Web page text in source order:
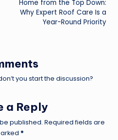
Home from the Top Down:
Why Expert Roof Care Is a
Year-Round Priority
you start the discussion?
a Reply
published. Required fields are
*